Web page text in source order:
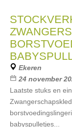
Ekeren
24 november
Laatste stuks en
babyspulletjes...